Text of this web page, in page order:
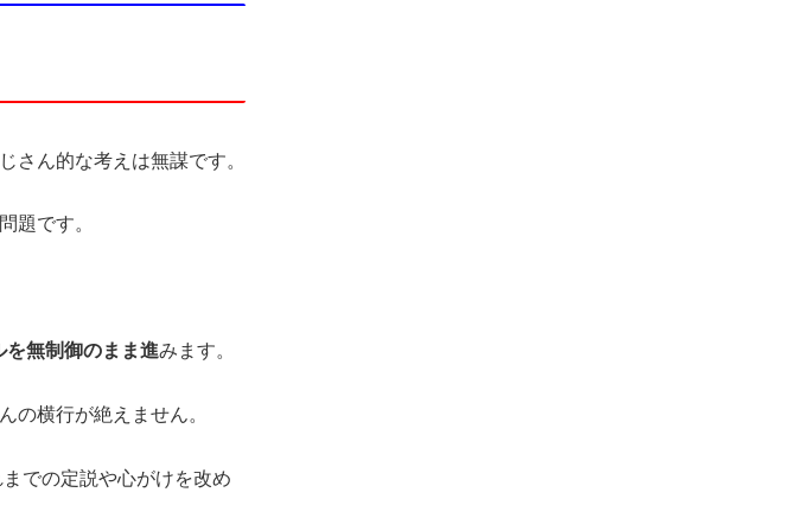
さん的な考えは無謀です。
題です。
を無制御のまま進みます。
の横行が絶えません。
での定説や心がけを改め